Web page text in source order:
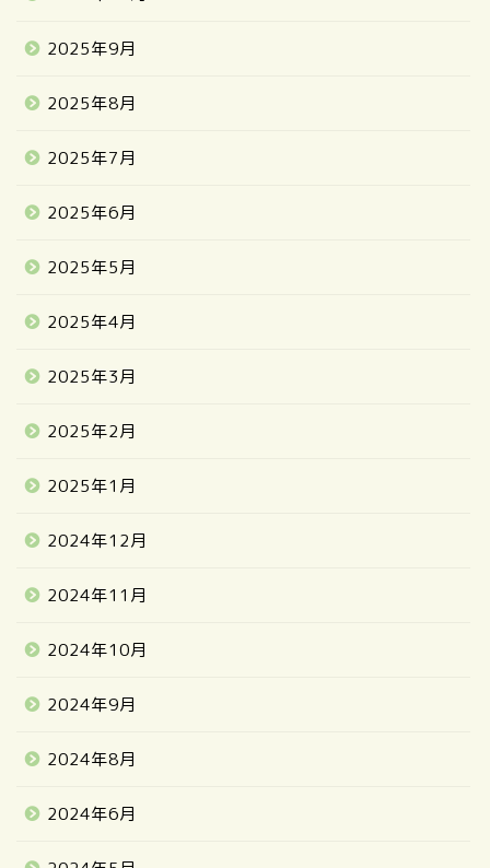
2025年9月
2025年8月
2025年7月
2025年6月
2025年5月
2025年4月
2025年3月
2025年2月
2025年1月
2024年12月
2024年11月
2024年10月
2024年9月
2024年8月
2024年6月